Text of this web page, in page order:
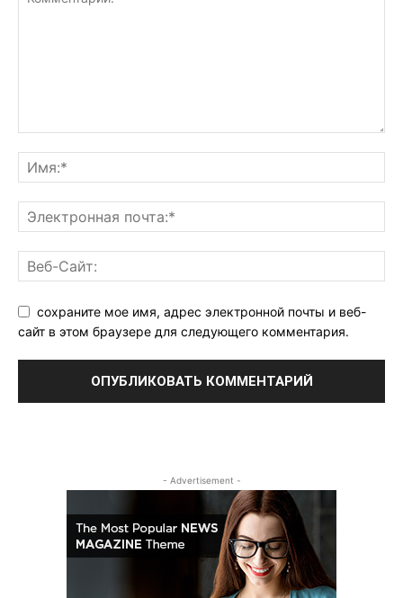
сохраните мое имя, адрес электронной почты и веб-
сайт в этом браузере для следующего комментария.
- Advertisement -